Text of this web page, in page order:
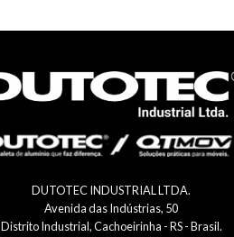
DUTOTEC INDUSTRIAL LTDA.
Avenida das Indústrias, 50
Distrito Industrial, Cachoeirinha - RS - Brasil.